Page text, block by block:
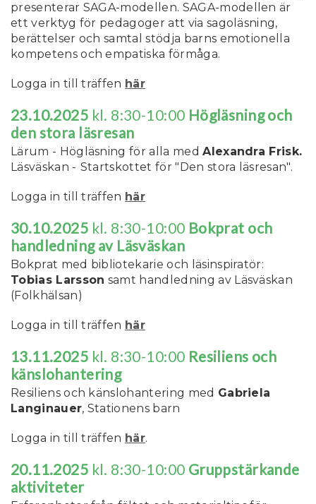
presenterar SAGA-modellen. SAGA-modellen är
ett verktyg för pedagoger att via sagoläsning,
berättelser och samtal stödja barns emotionella
kompetens och empatiska förmåga.
Logga in till träffen här
23.10.2025 kl. 8:30-10:00 Högläsning och
den stora läsresan
Lärum - Högläsning för alla medAlexandra Frisk.
Läsväskan - Startskottet för "Den stora läsresan".
Logga in till träffen här
30.10.2025 kl. 8:30-10:00 Bokprat och
handledning av Läsväskan
Bokprat med bibliotekarie och läsinspiratör:
Tobias Larsson samt handledning av Läsväskan
(Folkhälsan)
Logga in till träffen här
13.11.2025 kl. 8:30-10:00 Resiliens och
känslohantering
Resiliens och känslohantering med Gabriela
Langinauer, Stationens barn
Logga in till träffen här.
20.11.2025 kl. 8:30-10:00 Gruppstärkande
aktiviteter